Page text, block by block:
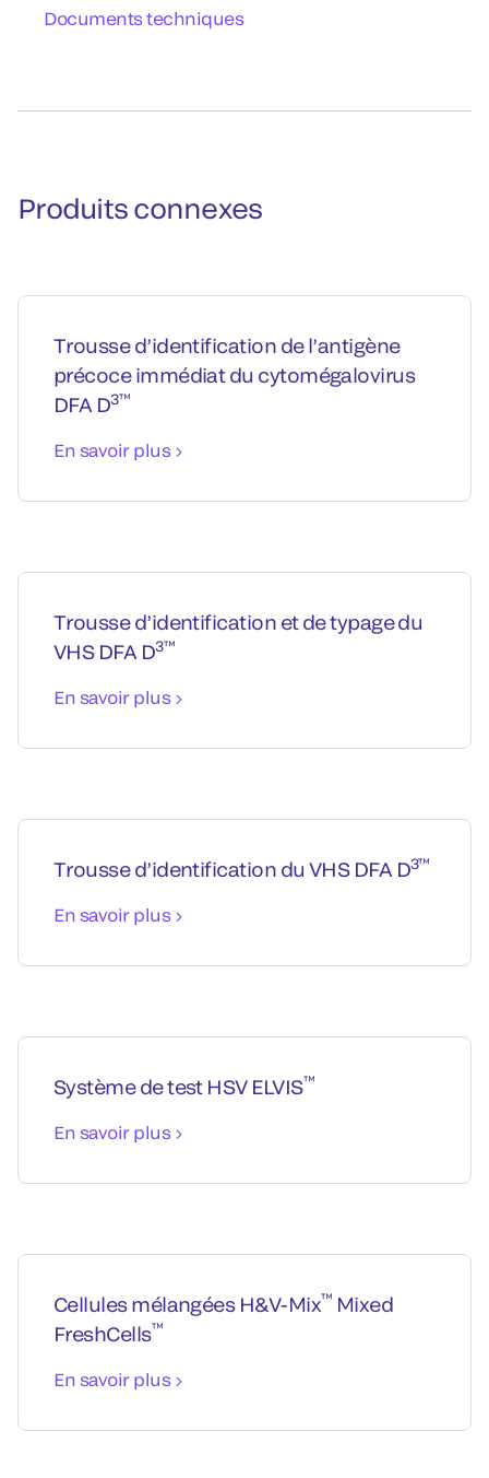
Documents techniques
Produits connexes
Trousse d’identification de l’antigène
précoce immédiat du cytomégalovirus
DFA D3™
En savoir plus
Trousse d’identification et de typage du
VHS DFA D3™
En savoir plus
Trousse d’identification du VHS DFA D3™
En savoir plus
Système de test HSV ELVIS™
En savoir plus
Cellules mélangées H&V-Mix™ Mixed
FreshCells™
En savoir plus